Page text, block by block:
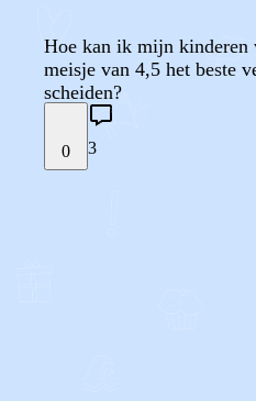
Hoe kan ik mijn kinderen
meisje van 4,5 het beste
scheiden?
0 3